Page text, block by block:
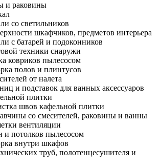
и раковины
со светильников
шкафчиков, предметов интерьера
с батарей и подоконников
техники снаружи
ковриков пылесосом
полов и плинтусов
от налета
и подставок для ванных аксессуаров
плитки
швов кафельной плитки
со смесителей, раковины и ванны
вентиляции
и потолков пылесосом
внутри шкафов
труб, полотенцесушителя и